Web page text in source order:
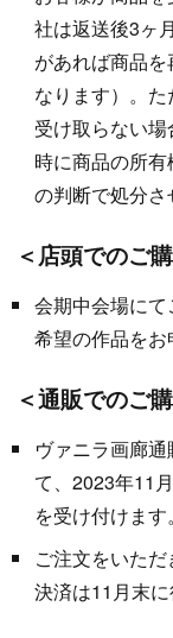
社は返送後3ヶ
があれば商品
なります）。
受け取らない
時に商品の所
の判断で処分さ
＜店頭でのご
会期中会場に
希望の作品をお
＜通販でのご
ヴァニラ画廊
て、2023年11
を受け付けます。
ご注文をいた
決済は11月末に